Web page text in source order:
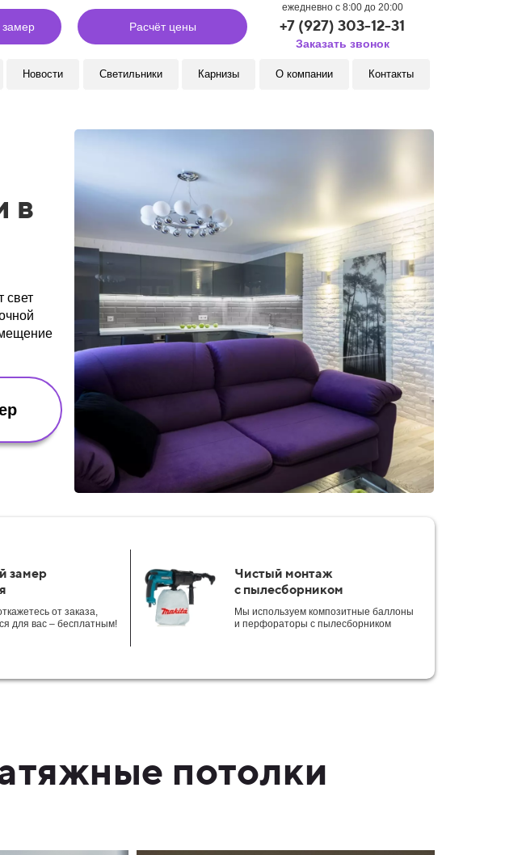
замер Расчёт цены
ежедневно с 8:00 до 20:00
+7 (927) 303-12-31
Заказать звонок
Новости Светильники Карнизы О компании Контакты
в
свет
замер
от заказа,
для вас – бесплатным!
Чистый монтаж
с пылесборником
Мы используем композитные баллоны
и перфораторы с пылесборником
потолки